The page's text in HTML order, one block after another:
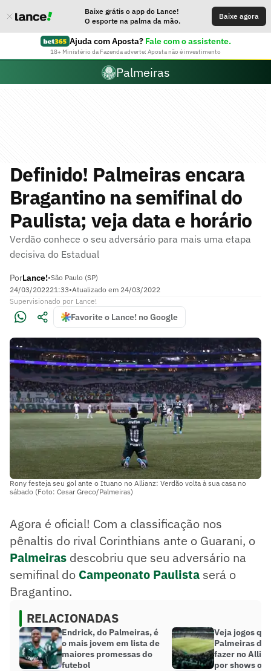
Baixe grátis o app do Lance!
O esporte na palma da mão.
Baixe agora
Ajuda com Aposta? Fale com o assistente.
18+ Ministério da Fazenda adverte: Aposta não é investimento
Palmeiras
Definido! Palmeiras encara
Bragantino na semifinal do
Paulista; veja data e horário
Verdão conhece o seu adversário para mais uma etapa
decisiva do Estadual
PorLance!•São Paulo (SP)
24/03/202221:33•Atualizado em 24/03/2022
Supervisionado por Lance!
Favorite o Lance! no Google
Rony festeja seu gol ante o Ituano no Allianz: Verdão volta à sua casa no
sábado (Foto: Cesar Greco/Palmeiras)
Agora é oficial! Com a classificação nos
pênaltis do rival Corinthians ante o Guarani, o
Palmeiras descobriu que seu adversário na
semifinal do Campeonato Paulista será o
Bragantino.
RELACIONADAS
Endrick, do Palmeiras, é
o mais jovem em lista de
maiores promessas do
futebol
Veja jogos
Palmeiras
fazer no
por shows ou